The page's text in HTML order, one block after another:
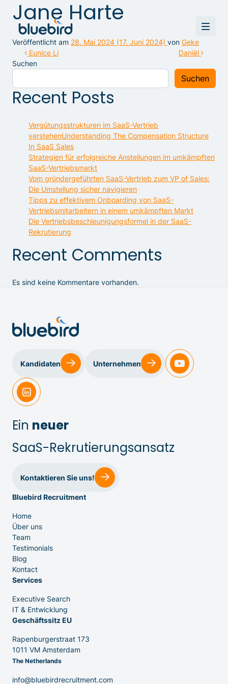
IT & Entwicklung
Executive Search
Jane Harte
Veröffentlicht am 28. Mai 2024 (17. Juni 2024) von Geke
Beitragsnavigation
Eunice Li
Daniël
Suchen
Suchen
Recent Posts
Vergütungsstrukturen im SaaS-Vertrieb
verstehenUnderstanding The Compensation Structure
In SaaS Sales
Strategien für erfolgreiche Anstellungen im umkämpften
SaaS-Vertriebsmarkt
Vom gründergeführten SaaS-Vertrieb zum VP of Sales:
Die Umstellung sicher navigieren
Tipps zu effektivem Onboarding von SaaS-
Vertriebsmitarbeitern in einem umkämpften Markt
Die Vertriebsbeschleunigungsformel in der SaaS-
Rekrutierung
Recent Comments
Es sind keine Kommentare vorhanden.
Kandidaten Unternehmen
Ein neuer
SaaS-Rekrutierungsansatz
Kontaktieren Sie uns!
Bluebird Recruitment
Home
Über uns
Team
Testimonials
Blog
Kontact
Services
Executive Search
IT & Entwicklung
Geschäftssitz EU
Rapenburgerstraat 173
1011 VM Amsterdam
The Netherlands
info@bluebirdrecruitment.com